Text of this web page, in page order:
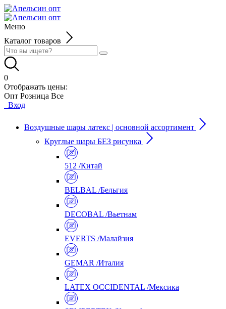
Меню
Каталог товаров
0
Отображать цены:
Опт Розница Все
Вход
Воздушные шары латекс | основной ассортимент
Круглые шары БЕЗ рисунка
512 /Китай
BELBAL /Бельгия
DECOBAL /Вьетнам
EVERTS /Малайзия
GEMAR /Италия
LATEX OCCIDENTAL /Мексика